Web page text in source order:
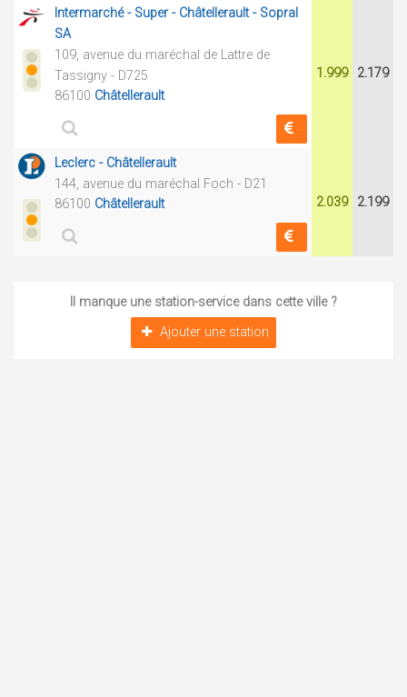
Intermarché - Super - Châtellerault - Sopral
SA
109, avenue du maréchal de Lattre de
Tassigny - D725
86100 Châtellerault
1.999 2.179
Leclerc - Châtellerault
144, avenue du maréchal Foch - D21
86100 Châtellerault 2.039 2.199
Il manque une station-service dans cette ville ?
Ajouter une station